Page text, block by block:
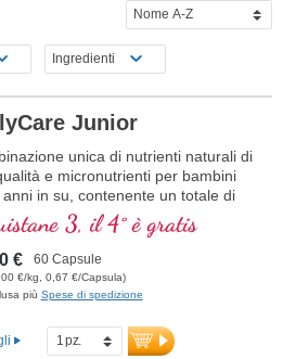
Ingredienti
Junior
unica di nutrienti naturali di
e micronutrienti per bambini
in su, contenente un totale di
essenziali per il vostro
3, il 4° è gratis
€ 60 Capsule
€/kg, 0,67 €/Capsula)
più Spese di spedizione